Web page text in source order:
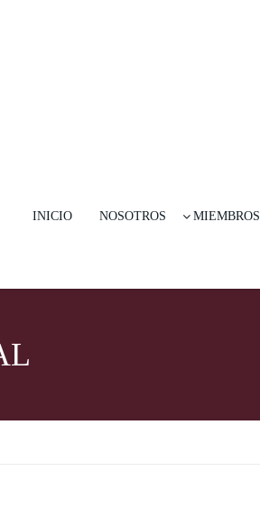
INICIO NOSOTROS MIEMBROS